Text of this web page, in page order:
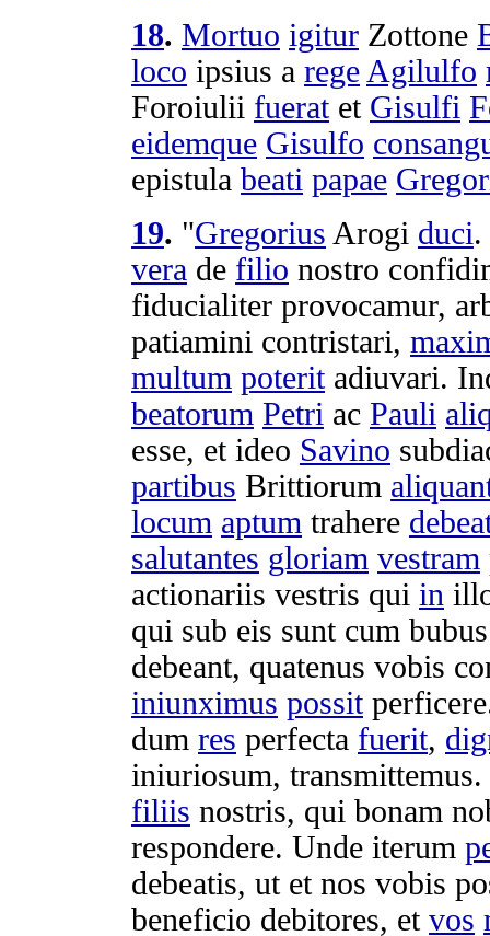
18. Mortuo igitur Zottone
loco ipsius a rege Agilulfo
Foroiulii fueratet Gisulfi
eidemque Gisulfo
epistula beati papae
19. "Gregorius Arogi duci
vera de filio nostro
fiducialiter provocamur,
patiamini contristari,
multum poterit adiuvari.
beatorum Petri ac Pauli
esse, et ideo Savino
partibus Brittiorum
locum aptum trahere
salutantes gloriam vestram
actionariis vestris qui in
qui sub eis sunt cum bubus
debeant, quatenus vobis
iniunximus possit perficere
dum res perfecta fuerit,
iniuriosum, transmittemus
filiis nostris, qui bonam
respondere. Unde iterum
debeatis, ut et nos vobis
beneficio debitores, et vos